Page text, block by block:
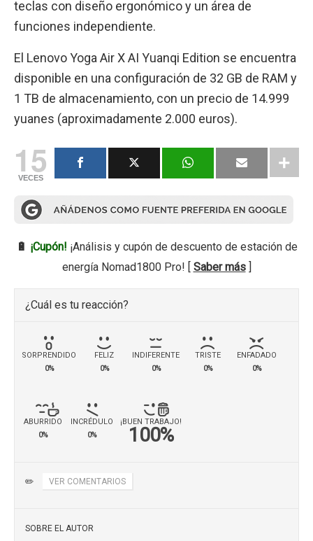
teclas con diseño ergonómico y un área de
funciones independiente.
El Lenovo Yoga Air X AI Yuanqi Edition se encuentra
disponible en una configuración de 32 GB de RAM y
1 TB de almacenamiento, con un precio de 14.999
yuanes (aproximadamente 2.000 euros).
15
VECES
🔋 ¡Cupón! ¡Análisis y cupón de descuento de estación de
energía Nomad1800 Pro! [ Saber más]
¿Cuál es tu reacción?
SORPRENDIDO
0%
FELIZ
0%
INDIFERENTE
0%
TRISTE
0%
ENFADADO
0%
ABURRIDO
0%
INCRÉDULO
0%
¡BUEN TRABAJO!
100%
✏️ VER COMENTARIOS
SOBRE EL AUTOR